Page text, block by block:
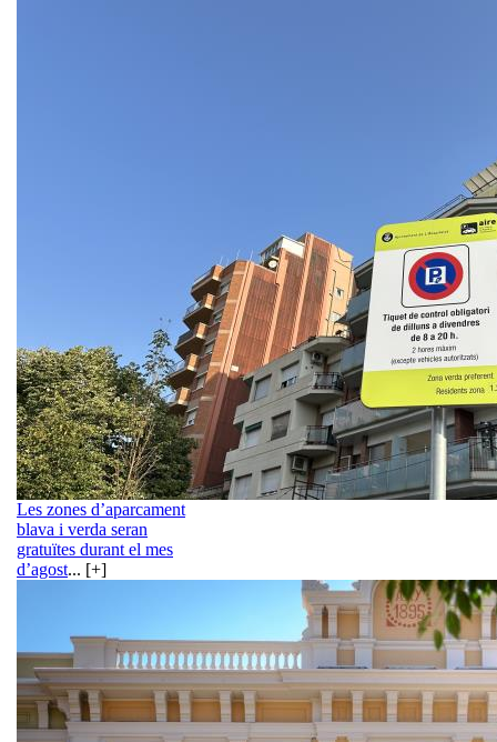
Les zones d’aparcament
blava i verda seran
gratuïtes durant el mes
d’agost... [+]